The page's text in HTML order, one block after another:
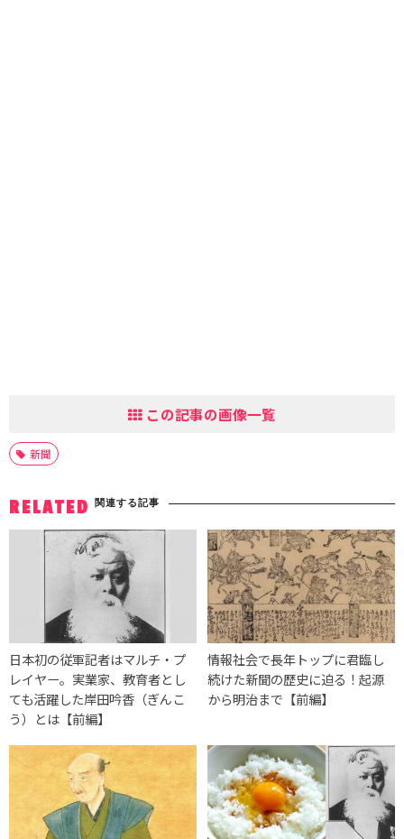
この記事の画像一覧
新聞
RELATED 関連する記事
日本初の従軍記者はマルチ・プ
レイヤー。実業家、教育者とし
ても活躍した岸田吟香（ぎんこ
う）とは【前編】
情報社会で長年トップに君臨し
続けた新聞の歴史に迫る！起源
から明治まで【前編】